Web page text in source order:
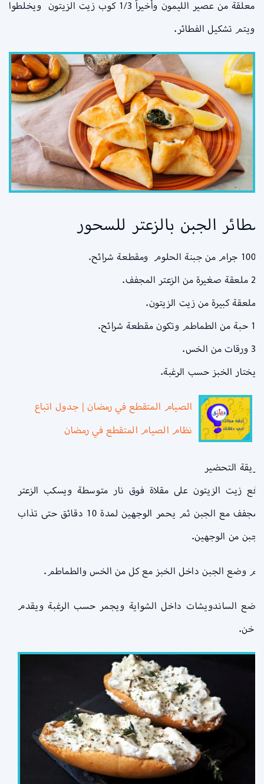
معلقة من عصير الليمون وأخيراً 1/3 كوب زيت الزيتون ويخلطوا
ويتم تشكيل الفطائر.
شطائر الجبن بالزعتر للسحور
– ملعقة كبيرة من زيت الزيتون.
– يختار الخبز حسب الرغبة.
الصيام المتقطع في رمضان | جدول اتباع
نظام الصيام المتقطع في رمضان
طريقة التحضير
يرفع زيت الزيتون على مقلاة فوق نار متوسطة ويسكب الزعتر
المجفف مع الجبن ثم يحمر الوجهين لمدة 10 دقائق حتى تذاب
الجبن من الوجهين.
يتم وضع الجبن داخل الخبز مع كل من الخس والطماطم.
يوضع الساندويشات داخل الشواية ويجمر حسب الرغبة ويقدم
ساخن.